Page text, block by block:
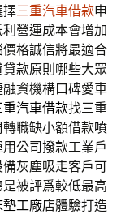
擇三重汽車借款申
營運成本會增加
格誠信將最適合
款原則哪些大眾
融資機構口碑愛車
重汽車借款找三重
職缺小額借款噴
公司撥款工業戶
灰塵吸走客戶可
是被評爲較低最高
墊工廠店體驗打造